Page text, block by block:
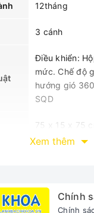
12tháng
3 cánh
Điều khiển:
mức. Chế độ
hướng gió
SQD
75 x 15 x 75
phẩm
Xem thêm
Chính
Chính